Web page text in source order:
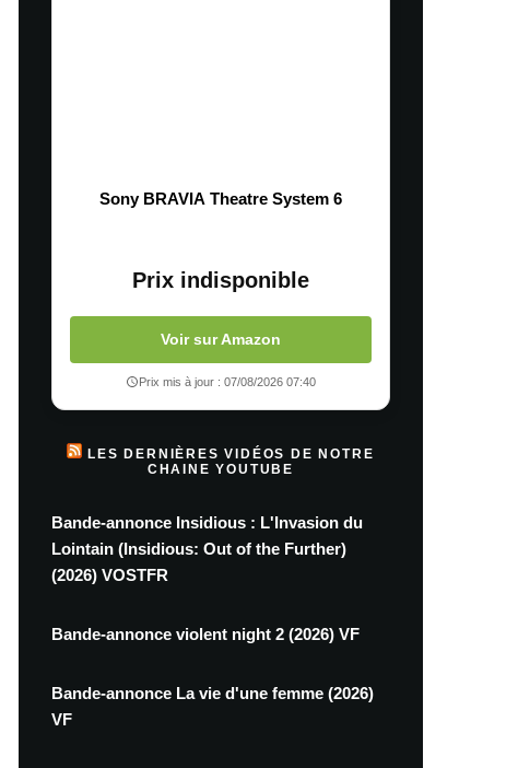
Sony BRAVIA Theatre System 6
Prix indisponible
Voir sur Amazon
Prix mis à jour : 07/08/2026 07:40
LES DERNIÈRES VIDÉOS DE NOTRE
CHAINE YOUTUBE
Bande-annonce Insidious : L'Invasion du
Lointain (Insidious: Out of the Further)
(2026) VOSTFR
Bande-annonce violent night 2 (2026) VF
Bande-annonce La vie d'une femme (2026)
VF